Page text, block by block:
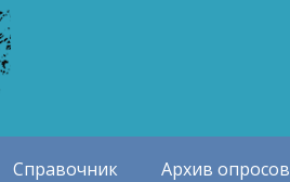
Справочник Архив опросов